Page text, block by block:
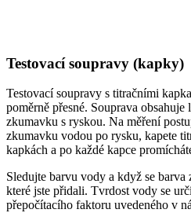
Testovací soupravy (kapky)
Testovací soupravy s titračními
poměrně přesné. Souprava
zkumavku s ryskou. Na měření
zkumavku vodou po rysku, kapete
kapkách a po každé kapce
Sledujte barvu vody a když se barva
které jste přidali. Tvrdost vody se
přepočítacího faktoru uvedeného v